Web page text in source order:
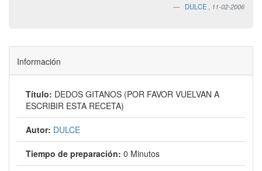
DULCE 11-02-2006
Información
Título: DEDOS GITANOS (POR FAVOR VUELVAN A
ESCRIBIR ESTA RECETA)
Autor: DULCE
Tiempo de preparación: 0 Minutos